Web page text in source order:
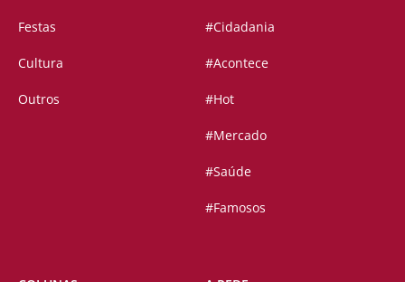
Festas
Cultura
Outros
#Cidadania
#Acontece
#Hot
#Mercado
#Saúde
#Famosos